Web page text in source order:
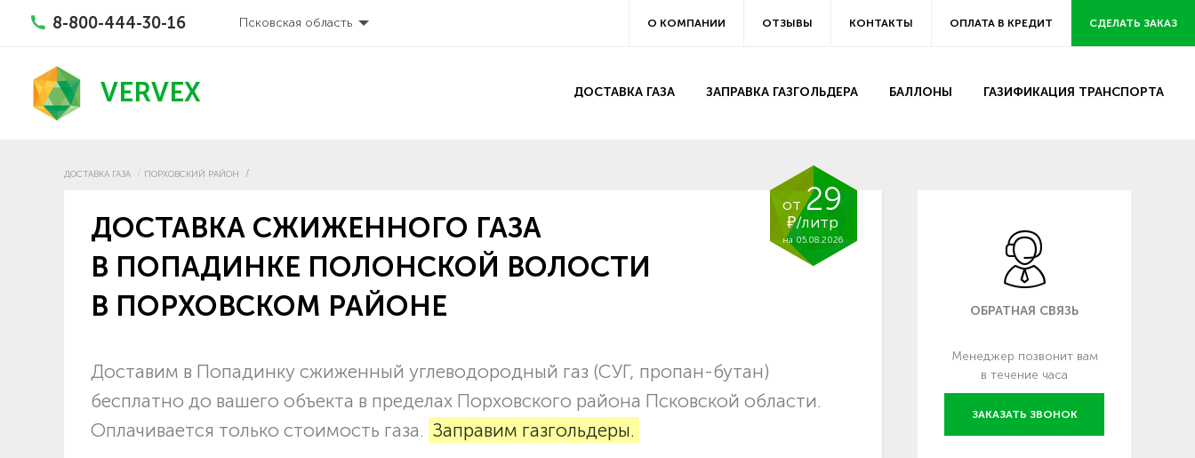
8-800-444-30-16 Псковская область О КОМПАНИИ ОТЗЫВЫ КОНТАКТЫ ОПЛАТА В КРЕДИТ СДЕЛАТЬ ЗАКАЗ
VERVEX ДОСТАВКА ГАЗА ЗАПРАВКА ГАЗГОЛЬДЕРА БАЛЛОНЫ ГАЗИФИКАЦИЯ ТРАНСПОРТА
ДОСТАВКА ГАЗА ПОРХОВСКИЙ РАЙОН
от29
₽/литр
на 05.08.2026
ДОСТАВКА СЖИЖЕННОГО ГАЗА
В ПОПАДИНКЕ ПОЛОНСКОЙ ВОЛОСТИ
В ПОРХОВСКОМ РАЙОНЕ
Доставим в Попадинку сжиженный углеводородный газ (СУГ, пропан-бутан)
бесплатно до вашего объекта в пределах Порховского района Псковской области.
Оплачивается только стоимость газа. Заправим газгольдеры.
ОБРАТНАЯ СВЯЗЬ
Менеджер позвонит вам
в течение часа
ЗАКАЗАТЬ ЗВОНОК